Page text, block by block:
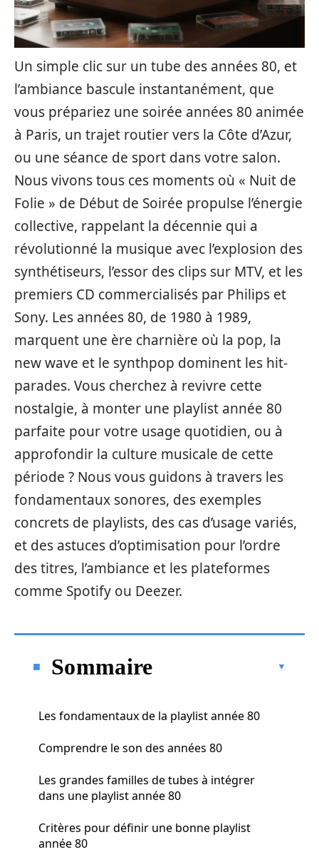
Un simple clic sur un tube des années 80, et
l’ambiance bascule instantanément, que
vous prépariez une soirée années 80 animée
à Paris, un trajet routier vers la Côte d’Azur,
ou une séance de sport dans votre salon.
Nous vivons tous ces moments où « Nuit de
Folie » de Début de Soirée propulse l’énergie
collective, rappelant la décennie qui a
révolutionné la musique avec l’explosion des
synthétiseurs, l’essor des clips sur MTV, et les
premiers CD commercialisés par Philips et
Sony. Les années 80, de 1980 à 1989,
marquent une ère charnière où la pop, la
new wave et le synthpop dominent les hit-
parades. Vous cherchez à revivre cette
nostalgie, à monter une playlist année 80
parfaite pour votre usage quotidien, ou à
approfondir la culture musicale de cette
période ? Nous vous guidons à travers les
fondamentaux sonores, des exemples
concrets de playlists, des cas d’usage variés,
et des astuces d’optimisation pour l’ordre
des titres, l’ambiance et les plateformes
comme Spotify ou Deezer.
Sommaire
Les fondamentaux de la playlist année 80
Comprendre le son des années 80
Les grandes familles de tubes à intégrer
dans une playlist année 80
Critères pour définir une bonne playlist
année 80